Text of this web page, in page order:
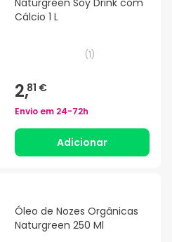
Naturgreen Soy Drink com
Cálcio 1 L
(1)
2,81 €
Envio em 24-72h
Adicionar
Óleo de Nozes Orgânicas
Naturgreen 250 Ml